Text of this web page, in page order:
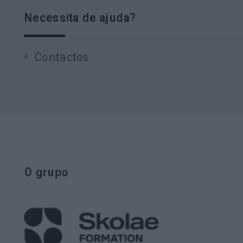
Necessita de ajuda?
Contactos
O grupo